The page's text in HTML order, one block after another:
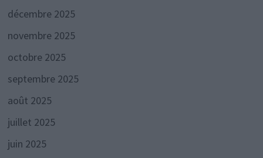
décembre 2025
novembre 2025
octobre 2025
septembre 2025
août 2025
juillet 2025
juin 2025